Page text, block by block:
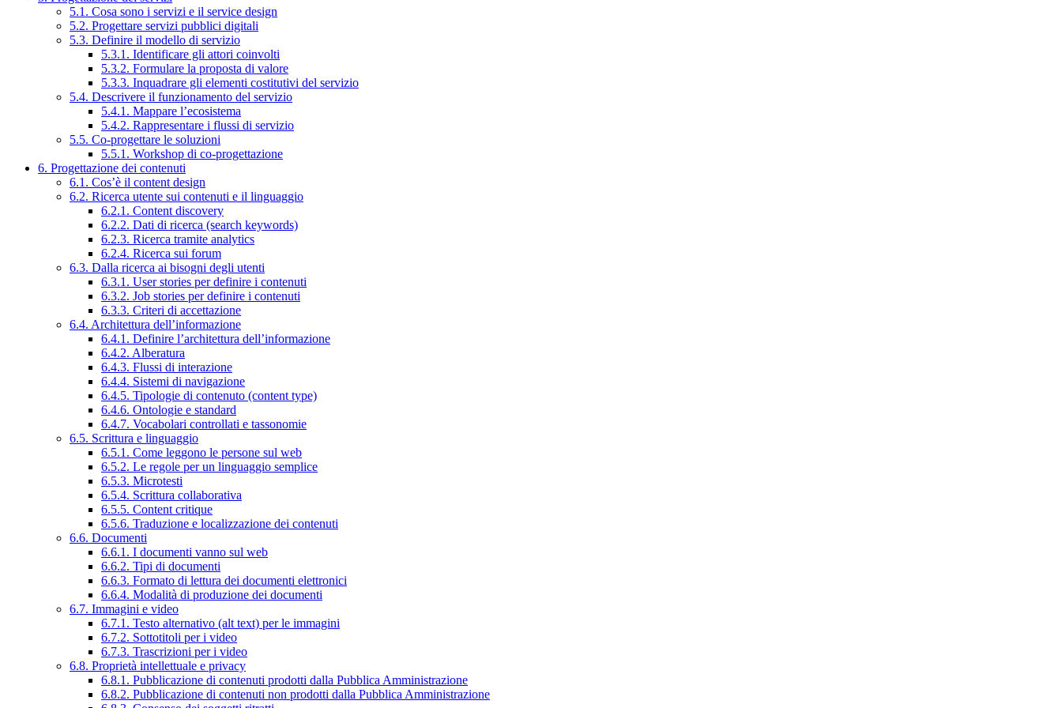
5.1. Cosa sono i servizi e il service design
5.2. Progettare servizi pubblici digitali
5.3. Definire il modello di servizio
5.3.1. Identificare gli attori coinvolti
5.3.2. Formulare la proposta di valore
5.3.3. Inquadrare gli elementi costitutivi del servizio
5.4. Descrivere il funzionamento del servizio
5.4.1. Mappare l’ecosistema
5.4.2. Rappresentare i flussi di servizio
5.5. Co-progettare le soluzioni
5.5.1. Workshop di co-progettazione
6. Progettazione dei contenuti
6.1. Cos’è il content design
6.2. Ricerca utente sui contenuti e il linguaggio
6.2.1. Content discovery
6.2.2. Dati di ricerca (search keywords)
6.2.3. Ricerca tramite analytics
6.2.4. Ricerca sui forum
6.3. Dalla ricerca ai bisogni degli utenti
6.3.1. User stories per definire i contenuti
6.3.2. Job stories per definire i contenuti
6.3.3. Criteri di accettazione
6.4. Architettura dell’informazione
6.4.1. Definire l’architettura dell’informazione
6.4.2. Alberatura
6.4.3. Flussi di interazione
6.4.4. Sistemi di navigazione
6.4.5. Tipologie di contenuto (content type)
6.4.6. Ontologie e standard
6.4.7. Vocabolari controllati e tassonomie
6.5. Scrittura e linguaggio
6.5.1. Come leggono le persone sul web
6.5.2. Le regole per un linguaggio semplice
6.5.3. Microtesti
6.5.4. Scrittura collaborativa
6.5.5. Content critique
6.5.6. Traduzione e localizzazione dei contenuti
6.6. Documenti
6.6.1. I documenti vanno sul web
6.6.2. Tipi di documenti
6.6.3. Formato di lettura dei documenti elettronici
6.6.4. Modalità di produzione dei documenti
6.7. Immagini e video
6.7.1. Testo alternativo (alt text) per le immagini
6.7.2. Sottotitoli per i video
6.7.3. Trascrizioni per i video
6.8. Proprietà intellettuale e privacy
6.8.1. Pubblicazione di contenuti prodotti dalla Pubblica Amministrazione
6.8.2. Pubblicazione di contenuti non prodotti dalla Pubblica Amministrazione